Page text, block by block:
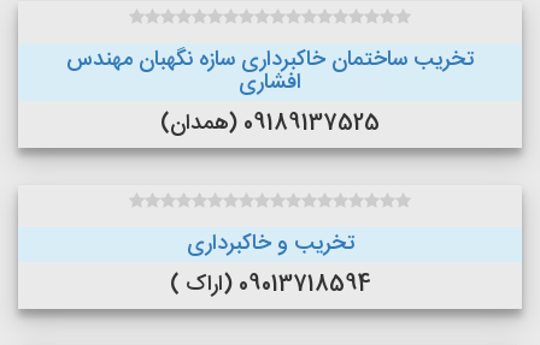
تخریب ساختمان خاکبرداری سازه نگهبان مهندس
افشاری
09189137525 (همدان)
تخریب و خاکبرداری
09013718594 (اراک )